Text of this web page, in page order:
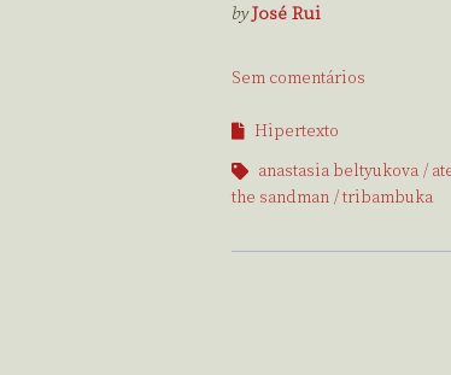
byJosé Rui
Sem comentários
Hipertexto
anastasia beltyukova
the sandman
tribambuka